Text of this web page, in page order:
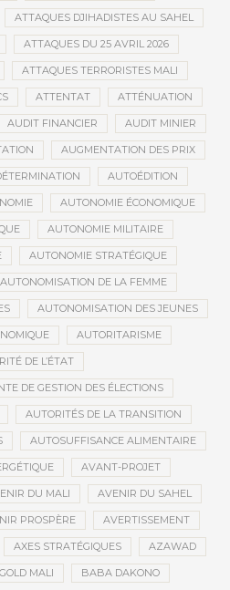
ATTAQUES DJIHADISTES AU SAHEL
ATTAQUES DU 25 AVRIL 2026
ATTAQUES TERRORISTES MALI
ATTENTAT ATTÉNUATION
AUDIT FINANCIER AUDIT MINIER
AUGMENTATION DES PRIX
AUTOÉDITION
AUTONOMIE ÉCONOMIQUE
AUTONOMIE MILITAIRE
AUTONOMIE STRATÉGIQUE
AUTONOMISATION DE LA FEMME
AUTONOMISATION DES JEUNES
AUTORITARISME
DE L’ÉTAT
DE GESTION DES ÉLECTIONS
AUTORITÉS DE LA TRANSITION
AUTOSUFFISANCE ALIMENTAIRE
AVANT-PROJET
DU MALI AVENIR DU SAHEL
PROSPÈRE AVERTISSEMENT
AXES STRATÉGIQUES AZAWAD
MALI BABA DAKONO